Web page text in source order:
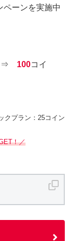
ペーンを実施中
⇒ 100コイ
クプラン：25コイン
！／